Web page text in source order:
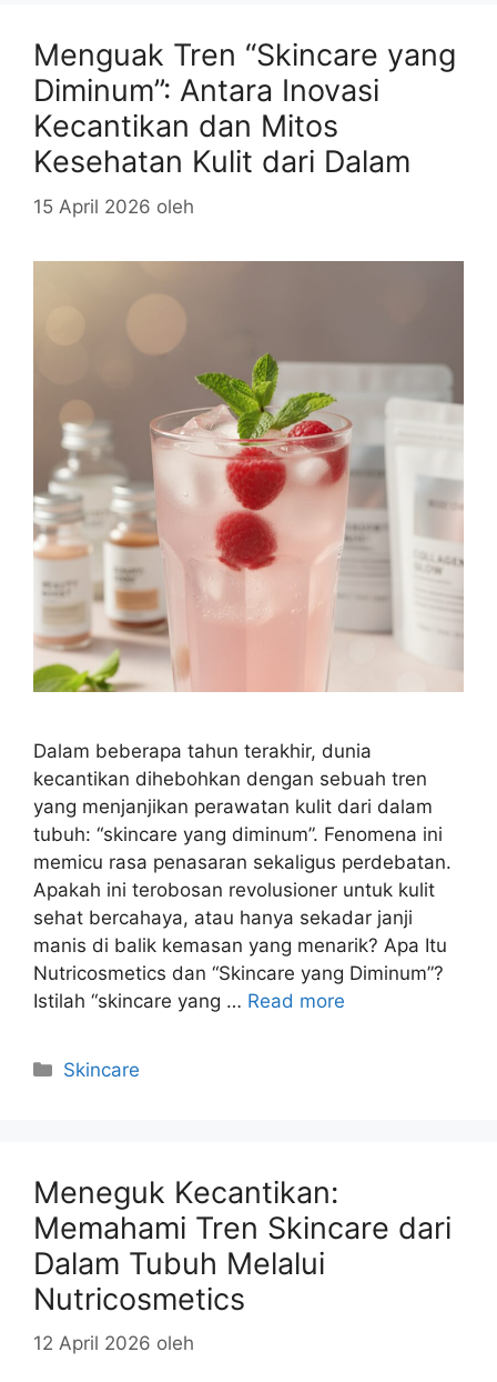
Menguak Tren “Skincare yang
Diminum”: Antara Inovasi
Kecantikan dan Mitos
Kesehatan Kulit dari Dalam
15 April 2026 oleh
Dalam beberapa tahun terakhir, dunia
kecantikan dihebohkan dengan sebuah tren
yang menjanjikan perawatan kulit dari dalam
tubuh: “skincare yang diminum”. Fenomena ini
memicu rasa penasaran sekaligus perdebatan.
Apakah ini terobosan revolusioner untuk kulit
sehat bercahaya, atau hanya sekadar janji
manis di balik kemasan yang menarik? Apa Itu
Nutricosmetics dan “Skincare yang Diminum”?
Istilah “skincare yang … Read more
Kategori
Skincare
Meneguk Kecantikan:
Memahami Tren Skincare dari
Dalam Tubuh Melalui
Nutricosmetics
12 April 2026 oleh